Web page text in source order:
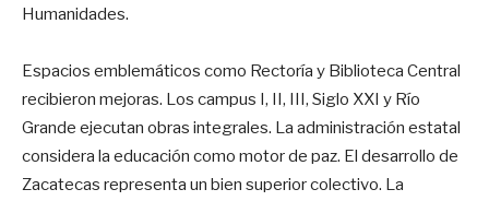
Humanidades.
Espacios emblemáticos como Rectoría y Biblioteca Central
recibieron mejoras. Los campus I, II, III, Siglo XXI y Río
Grande ejecutan obras integrales. La administración estatal
considera la educación como motor de paz. El desarrollo de
Zacatecas representa un bien superior colectivo. La